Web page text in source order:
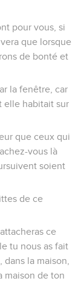
pour vous, si
que lorsque
de bonté et
la fenêtre, car
elle habitait sur
que ceux qui
vous là
soient
de ce
ce
tu nous as fait
la maison,
maison de ton